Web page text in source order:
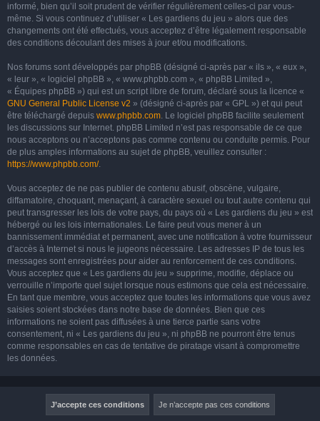
informé, bien qu’il soit prudent de vérifier régulièrement celles-ci par vous-
même. Si vous continuez d’utiliser « Les gardiens du jeu » alors que des
changements ont été effectués, vous acceptez d’être légalement responsable
des conditions découlant des mises à jour et/ou modifications.
Nos forums sont développés par phpBB (désigné ci-après par « ils », « eux »,
« leur », « logiciel phpBB », « www.phpbb.com », « phpBB Limited »,
« Équipes phpBB ») qui est un script libre de forum, déclaré sous la licence «
GNU General Public License v2 » (désigné ci-après par « GPL ») et qui peut
être téléchargé depuis www.phpbb.com. Le logiciel phpBB facilite seulement
les discussions sur Internet. phpBB Limited n’est pas responsable de ce que
nous acceptons ou n’acceptons pas comme contenu ou conduite permis. Pour
de plus amples informations au sujet de phpBB, veuillez consulter :
https://www.phpbb.com/.
Vous acceptez de ne pas publier de contenu abusif, obscène, vulgaire,
diffamatoire, choquant, menaçant, à caractère sexuel ou tout autre contenu qui
peut transgresser les lois de votre pays, du pays où « Les gardiens du jeu » est
hébergé ou les lois internationales. Le faire peut vous mener à un
bannissement immédiat et permanent, avec une notification à votre fournisseur
d’accès à Internet si nous le jugeons nécessaire. Les adresses IP de tous les
messages sont enregistrées pour aider au renforcement de ces conditions.
Vous acceptez que « Les gardiens du jeu » supprime, modifie, déplace ou
verrouille n’importe quel sujet lorsque nous estimons que cela est nécessaire.
En tant que membre, vous acceptez que toutes les informations que vous avez
saisies soient stockées dans notre base de données. Bien que ces
informations ne soient pas diffusées à une tierce partie sans votre
consentement, ni « Les gardiens du jeu », ni phpBB ne pourront être tenus
comme responsables en cas de tentative de piratage visant à compromettre
les données.